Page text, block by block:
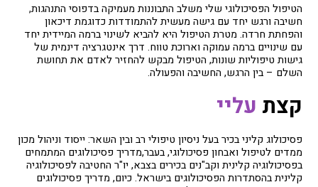
הטיפול הפסיכולוגי שלי משלב התבוננות מעמיקה בדפוסי התנהגות,
חשיבה ורגש יחד עם גישה מעשית להתמודדות כדוגמת דיכאון
והפחתת חרדה. מטרת הטיפול היא להביא לשינוי ברמה המיידית יחד
עם שינויים ברמה עמוקה וארוכת טווח. דרך אינטגרציה דינמית של
גישות טיפוליות שונות, הטיפול מבקש להחזיר לאדם את תחושת
השלם – בין הרגש, החשיבה והפעולה.
קצת עליי
פסיכולוג קליני בכיר בעל ניסיון טיפולי רב ובין השאר: ייסוד וניהול מכון
ממדים לטיפול ואבחון פסיכולוגי, בעבר,מדריך פסיכולוגים המתמחים
בפסיכולוגיה קלינית וקב"נים בכירים בצבא, יו"ר החטיבה לפסיכולוגיה
קלינית בהסתדרות הפסיכולוגים בישראל. כיום, מדריך פסיכולוגים